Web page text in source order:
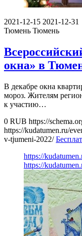
2021-12-15 2021-12-31
Тюмень Тюмень
окна» в
В декабре окна
мороз. Жителям
к участию…
0 RUB https://
https://kudatumen.ru/
v-tjumeni-2022/
https://
https://